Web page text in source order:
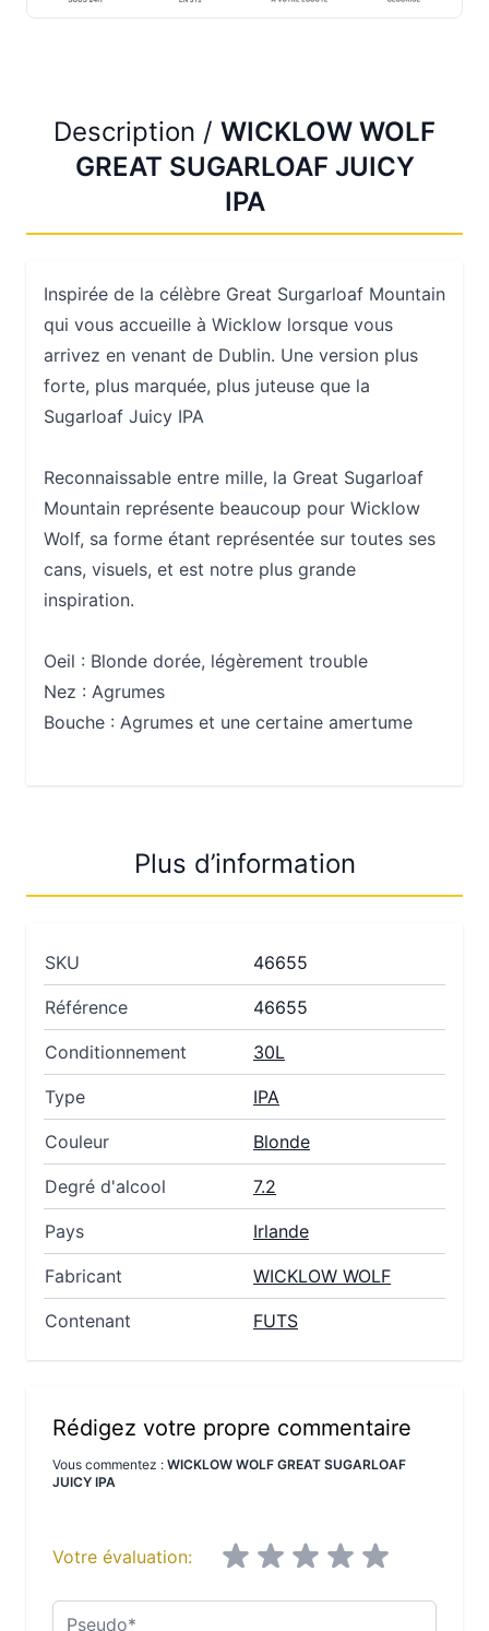
Description / WICKLOW WOLF
GREAT SUGARLOAF JUICY
IPA
Inspirée de la célèbre Great Surgarloaf Mountain
qui vous accueille à Wicklow lorsque vous
arrivez en venant de Dublin. Une version plus
forte, plus marquée, plus juteuse que la
Sugarloaf Juicy IPA
Reconnaissable entre mille, la Great Sugarloaf
Mountain représente beaucoup pour Wicklow
Wolf, sa forme étant représentée sur toutes ses
cans, visuels, et est notre plus grande
inspiration.
Oeil : Blonde dorée, légèrement trouble
Nez : Agrumes
Bouche : Agrumes et une certaine amertume
Plus d’information
SKU 46655
Référence 46655
Conditionnement 30L
Type IPA
Couleur Blonde
Degré d'alcool 7.2
Pays Irlande
Fabricant WICKLOW WOLF
Contenant FUTS
Rédigez votre propre commentaire
Vous commentez : WICKLOW WOLF GREAT SUGARLOAF
JUICY IPA
Votre évaluation:
Pseudo